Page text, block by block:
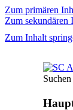
Zum primären
Zum sekundären
Zum Inhalt
SC
Suchen